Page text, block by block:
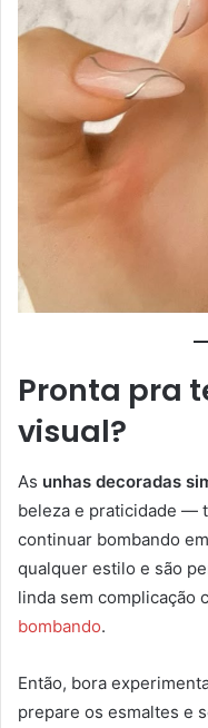
Pronta pra
visual?
As unhas decoradas
beleza e praticidade —
continuar bombando
qualquer estilo e são
linda sem complicação
bombando.
Então, bora
prepare os esmaltes e